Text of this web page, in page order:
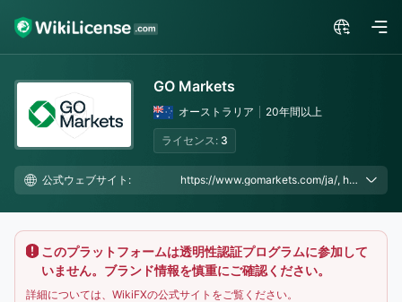
GO Markets
オーストラリア 20年間以上
ライセンス: 3
公式ウェブサイト: https://www.gomarkets.com/ja/, https://www.gomarkets-jp.com/
このプラットフォームは透明性認証プログラムに参加して
いません。ブランド情報を慎重にご確認ください。
詳細については、WikiFXの公式サイトをご覧ください。